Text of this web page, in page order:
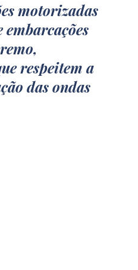
motorizadas
embarcações
respeitem a
das ondas